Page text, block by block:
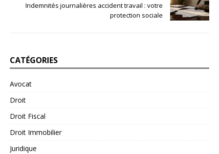
Indemnités journalières accident travail : votre
protection sociale
CATÉGORIES
Avocat
Droit
Droit Fiscal
Droit Immobilier
Juridique